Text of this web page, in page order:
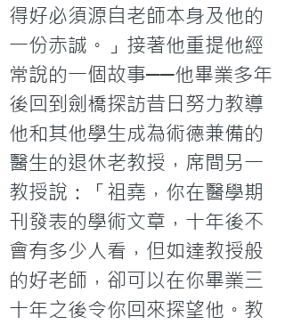
得好必須源自老師本身及他的
一份赤誠。」接著他重提他經
常說的一個故事──他畢業多年
後回到劍橋探訪昔日努力教導
他和其他學生成為術德兼備的
醫生的退休老教授，席間另一
教授說：「祖堯，你在醫學期
刊發表的學術文章，十年後不
會有多少人看，但如達教授般
的好老師，卻可以在你畢業三
十年之後令你回來探望他。教